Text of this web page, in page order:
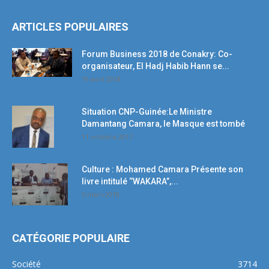
ARTICLES POPULAIRES
Forum Business 2018 de Conakry: Co-
organisateur, El Hadj Habib Hann se...
19 avril 2018
Situation CNP-Guinée:Le Ministre
Damantang Camara, le Masque est tombé
11 octobre 2017
Culture : Mohamed Camara Présente son
livre intitulé ‘’WAKARA’’,...
5 mars 2018
CATÉGORIE POPULAIRE
Société 3714